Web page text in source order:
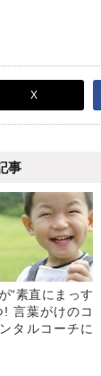
X
事
“素直にまっす
! 言葉がけのコ
タルコーチに